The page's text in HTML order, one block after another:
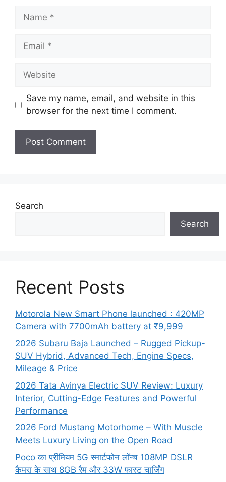
Name
Email
Website
Save my name, email, and website in this
browser for the next time I comment.
Search
Search
Recent Posts
Motorola New Smart Phone launched : 420MP
Camera with 7700mAh battery at ₹9,999
2026 Subaru Baja Launched – Rugged Pickup-
SUV Hybrid, Advanced Tech, Engine Specs,
Mileage & Price
2026 Tata Avinya Electric SUV Review: Luxury
Interior, Cutting-Edge Features and Powerful
Performance
2026 Ford Mustang Motorhome – With Muscle
Meets Luxury Living on the Open Road
Poco का प्रीमियम 5G स्मार्टफोन लॉन्च 108MP DSLR
कैमरा के साथ 8GB रैम और 33W फास्ट चार्जिंग